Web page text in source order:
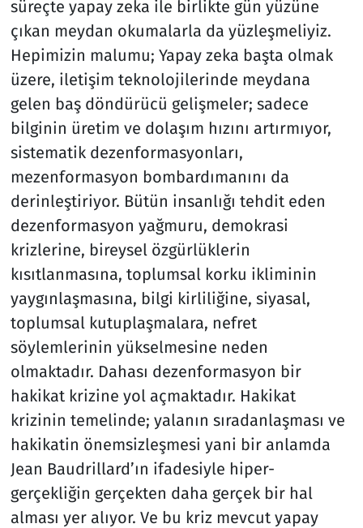
süreçte yapay zeka ile birlikte gün yüzüne
çıkan meydan okumalarla da yüzleşmeliyiz.
Hepimizin malumu; Yapay zeka başta olmak
üzere, iletişim teknolojilerinde meydana
gelen baş döndürücü gelişmeler; sadece
bilginin üretim ve dolaşım hızını artırmıyor,
sistematik dezenformasyonları,
mezenformasyon bombardımanını da
derinleştiriyor. Bütün insanlığı tehdit eden
dezenformasyon yağmuru, demokrasi
krizlerine, bireysel özgürlüklerin
kısıtlanmasına, toplumsal korku ikliminin
yaygınlaşmasına, bilgi kirliliğine, siyasal,
toplumsal kutuplaşmalara, nefret
söylemlerinin yükselmesine neden
olmaktadır. Dahası dezenformasyon bir
hakikat krizine yol açmaktadır. Hakikat
krizinin temelinde; yalanın sıradanlaşması ve
hakikatin önemsizleşmesi yani bir anlamda
Jean Baudrillard’ın ifadesiyle hiper-
gerçekliğin gerçekten daha gerçek bir hal
alması yer alıyor. Ve bu kriz mevcut yapay